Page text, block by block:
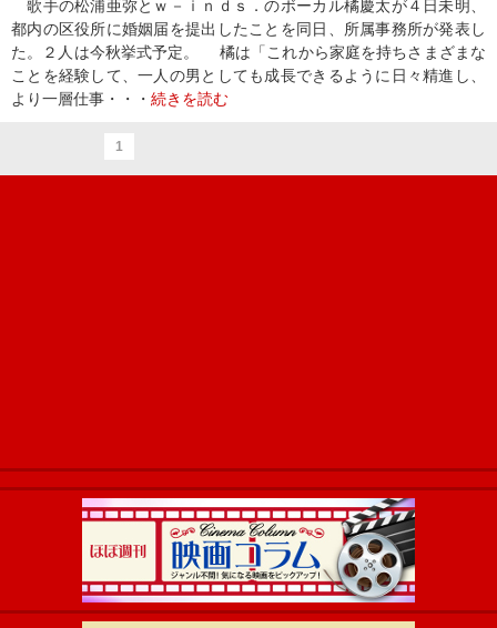
歌手の松浦亜弥とｗ－ｉｎｄｓ．のボーカル橘慶太が４日未明、
都内の区役所に婚姻届を提出したことを同日、所属事務所が発表し
た。２人は今秋挙式予定。 橘は「これから家庭を持ちさまざまな
ことを経験して、一人の男としても成長できるように日々精進し、
より一層仕事・・・ 続きを読む
1